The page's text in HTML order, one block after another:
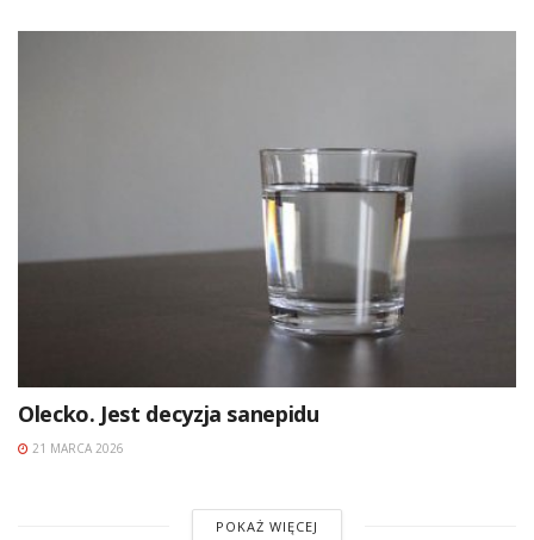
Olecko. Jest decyzja sanepidu
21 MARCA 2026
POKAŻ WIĘCEJ